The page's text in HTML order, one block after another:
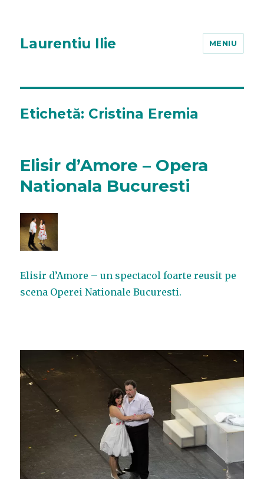
Laurentiu Ilie MENIU
Etichetă: Cristina Eremia
Elisir d’Amore – Opera
Nationala Bucuresti
Elisir d’Amore – un spectacol foarte reusit pe
scena Operei Nationale Bucuresti.